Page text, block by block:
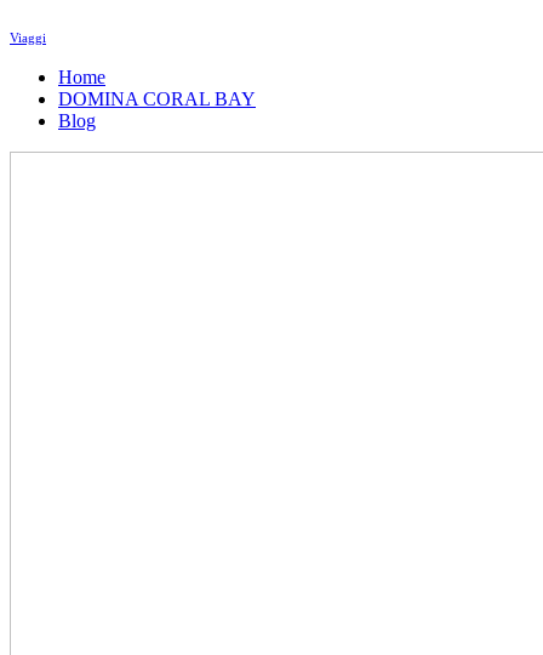
Viaggi
Home
DOMINA CORAL BAY
Blog